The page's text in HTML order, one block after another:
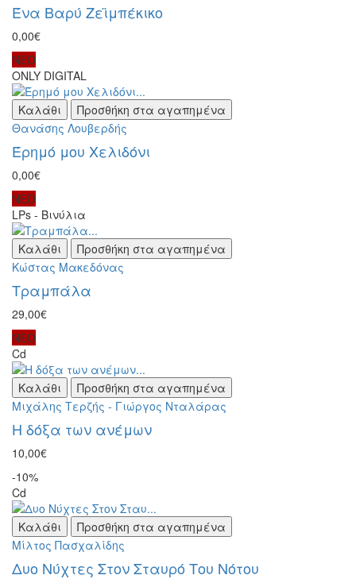
Ένα Βαρύ Ζεϊμπέκικο
0,00€
ΝΕΟ
ONLY DIGITAL
Καλάθι
Προσθήκη στα αγαπημένα
Θανάσης Λουβερδής
Έρημό μου Χελιδόνι
0,00€
ΝΕΟ
LPs - Βινύλια
Καλάθι
Προσθήκη στα αγαπημένα
Κώστας Μακεδόνας
Τραμπάλα
29,00€
ΝΕΟ
Cd
Καλάθι
Προσθήκη στα αγαπημένα
Μιχάλης Τερζής - Γιώργος Νταλάρας
Η δόξα των ανέμων
10,00€
-10%
Cd
Καλάθι
Προσθήκη στα αγαπημένα
Μίλτος Πασχαλίδης
Δυο Νύχτες Στον Σταυρό Του Νότου